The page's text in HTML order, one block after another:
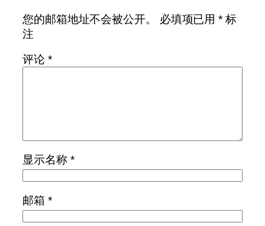
您的邮箱地址不会被公开。 必填项已用* 标
注
评论 *
显示名称 *
邮箱 *